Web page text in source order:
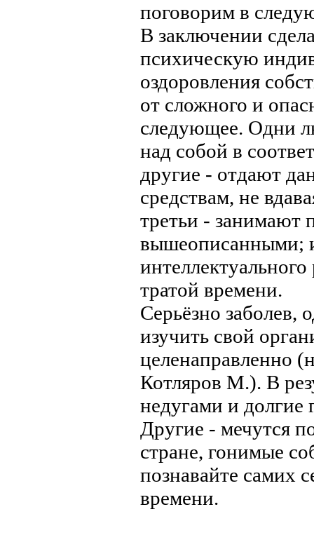
поговорим в
В заключении
психическую
оздоровления
от сложного и
следующее. Одни
над собой в
другие - отдают
средствам, не
третьи - занимают
вышеописанными; и
тратой времени.
Серьёзно заболев,
изучить свой
целенаправленно
Котляров М.). В
недугами и долгие
Другие - мечутся
стране, гонимые
познавайте самих
времени.